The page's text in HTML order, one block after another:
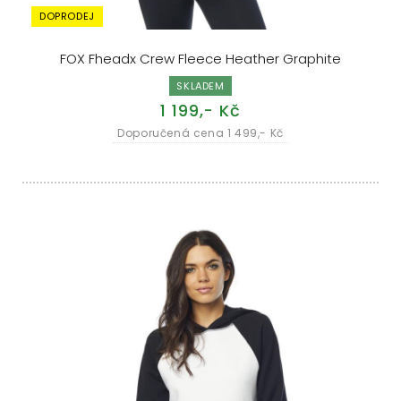
FOX Fheadx Crew Fleece Heather Graphite
SKLADEM
1 199,- Kč
Doporučená cena 1 499,- Kč
DOPRODEJ